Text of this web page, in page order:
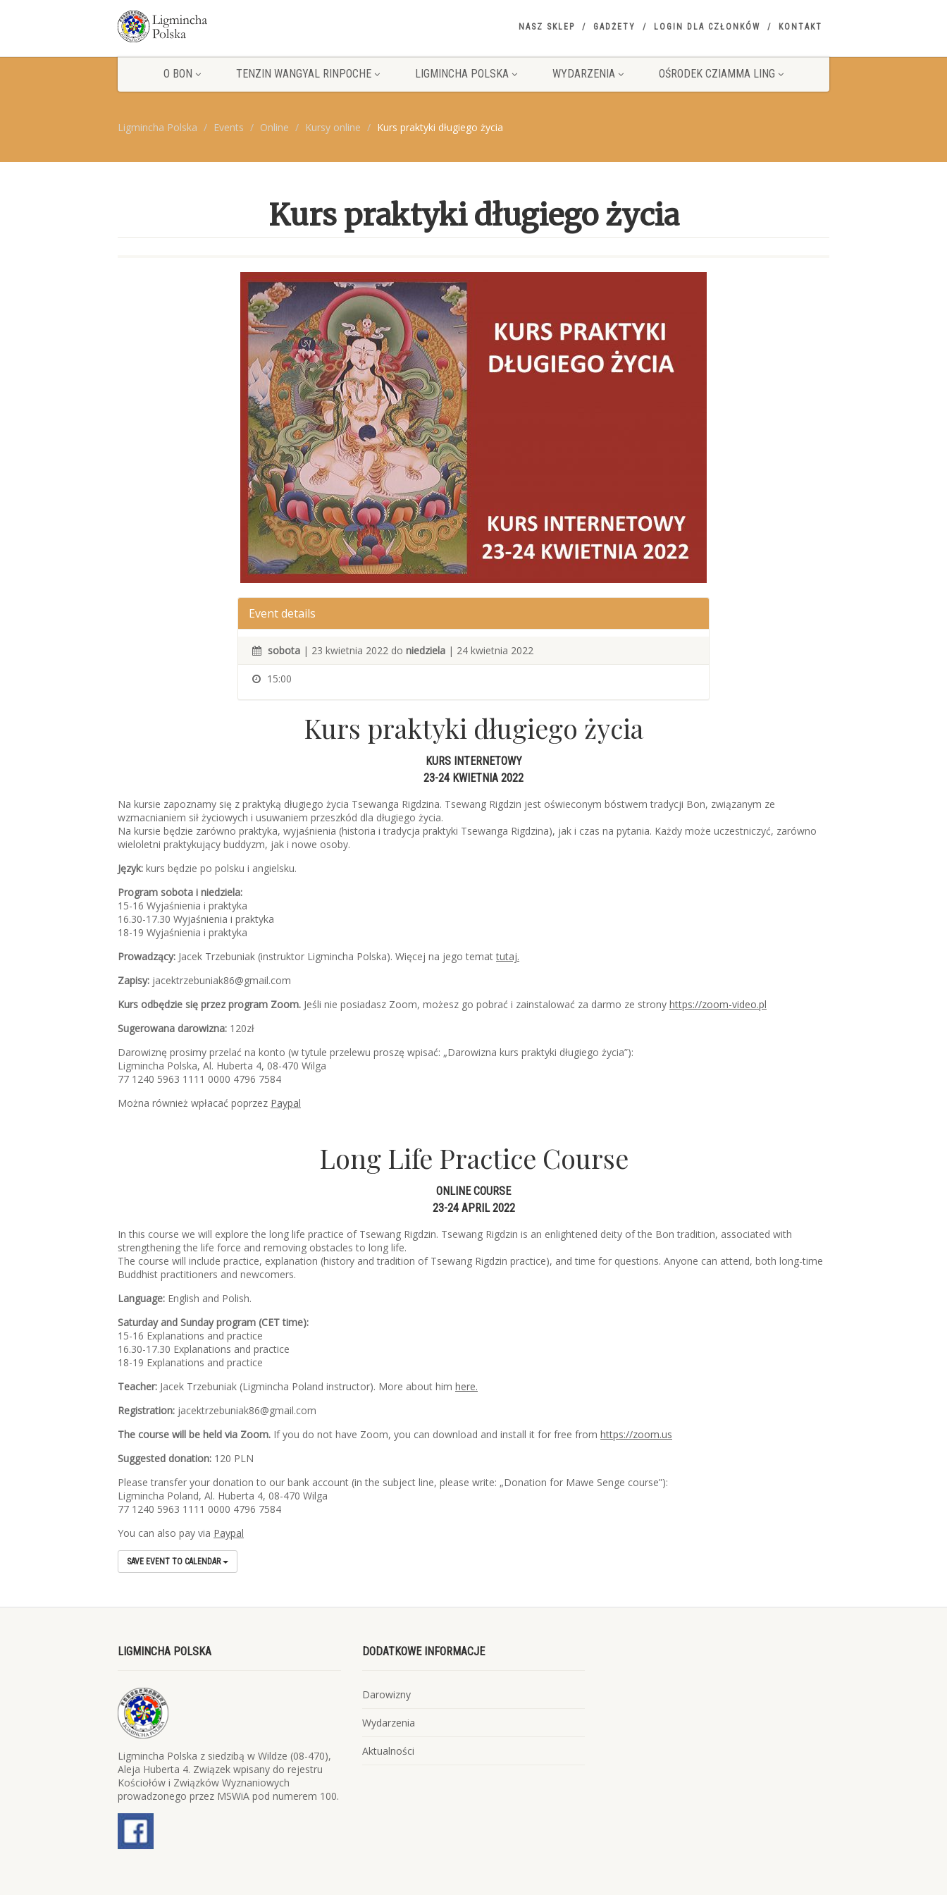
NASZ SKLEP GADŻETY LOGIN DLA CZŁONKÓW KONTAKT
O BON TENZIN WANGYAL RINPOCHE LIGMINCHA POLSKA WYDARZENIA OŚRODEK CZIAMMA LING
Ligmincha Polska Events Online Kursy online Kurs praktyki długiego życia
Kurs praktyki długiego życia
Event details
sobota | 23 kwietnia 2022 do niedziela | 24 kwietnia 2022
15:00
Kurs praktyki długiego życia
KURS INTERNETOWY
23-24 KWIETNIA 2022
Na kursie zapoznamy się z praktyką długiego życia Tsewanga Rigdzina. Tsewang Rigdzin jest oświeconym bóstwem tradycji Bon, związanym ze
wzmacnianiem sił życiowych i usuwaniem przeszkód dla długiego życia.
Na kursie będzie zarówno praktyka, wyjaśnienia (historia i tradycja praktyki Tsewanga Rigdzina), jak i czas na pytania. Każdy może uczestniczyć, zarówno
wieloletni praktykujący buddyzm, jak i nowe osoby.
Język: kurs będzie po polsku i angielsku.
Program sobota i niedziela:
15-16 Wyjaśnienia i praktyka
16.30-17.30 Wyjaśnienia i praktyka
18-19 Wyjaśnienia i praktyka
Prowadzący: Jacek Trzebuniak (instruktor Ligmincha Polska). Więcej na jego temattutaj.
Zapisy: jacektrzebuniak86@gmail.com
Kurs odbędzie się przez program Zoom. Jeśli nie posiadasz Zoom, możesz go pobrać i zainstalować za darmo ze strony https://zoom-video.pl
Sugerowana darowizna: 120zł
Darowiznę prosimy przelać na konto (w tytule przelewu proszę wpisać: „Darowizna kurs praktyki długiego życia”):
Ligmincha Polska, Al. Huberta 4, 08-470 Wilga
77 1240 5963 1111 0000 4796 7584
Można również wpłacać poprzez Paypal
Long Life Practice Course
ONLINE COURSE
23-24 APRIL 2022
In this course we will explore the long life practice of Tsewang Rigdzin. Tsewang Rigdzin is an enlightened deity of the Bon tradition, associated with
strengthening the life force and removing obstacles to long life.
The course will include practice, explanation (history and tradition of Tsewang Rigdzin practice), and time for questions. Anyone can attend, both long-time
Buddhist practitioners and newcomers.
Language: English and Polish.
Saturday and Sunday program (CET time):
15-16 Explanations and practice
16.30-17.30 Explanations and practice
18-19 Explanations and practice
Teacher: Jacek Trzebuniak (Ligmincha Poland instructor). More about him here.
Registration: jacektrzebuniak86@gmail.com
The course will be held via Zoom. If you do not have Zoom, you can download and install it for free from https://zoom.us
Suggested donation: 120 PLN
Please transfer your donation to our bank account (in the subject line, please write: „Donation for Mawe Senge course”):
Ligmincha Poland, Al. Huberta 4, 08-470 Wilga
77 1240 5963 1111 0000 4796 7584
You can also pay via Paypal
SAVE EVENT TO CALENDAR
LIGMINCHA POLSKA
Ligmincha Polska z siedzibą w Wildze (08-470),
Aleja Huberta 4. Związek wpisany do rejestru
Kościołów i Związków Wyznaniowych
prowadzonego przez MSWiA pod numerem 100.
DODATKOWE INFORMACJE
Darowizny
Wydarzenia
Aktualności